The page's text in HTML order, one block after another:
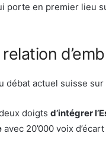
porte en premier lieu
débat actuel suisse
doigts d’intégrer
avec 20’000 voix